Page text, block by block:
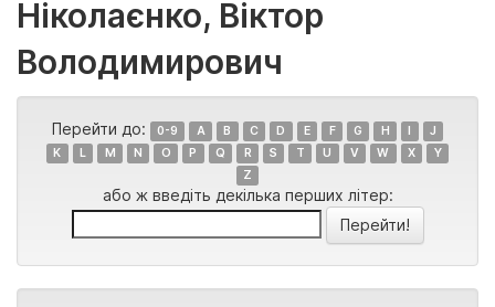
Ніколаєнко, Віктор
Володимирович
Перейти до: 0-9 A B C D E F G H I
J
K
L M N O P Q R S T U V W X
Y
Z
або ж введіть декілька перших літер: